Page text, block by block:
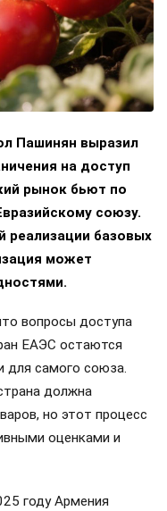
Пашинян выразил
на доступ
рынок бьют по
союзу.
реализации базовых
может
вопросы доступа
ЕАЭС остаются
для самого союза.
должна
но этот процесс
оценками и
году Армения